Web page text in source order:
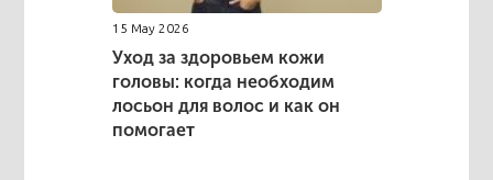
15 May 2026
Уход за здоровьем кожи
головы: когда необходим
лосьон для волос и как он
помогает